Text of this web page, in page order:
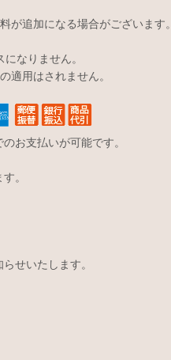
が追加になる場合がございます。
なりません。
適用はされません。
お支払いが可能です。
。
せいたします。